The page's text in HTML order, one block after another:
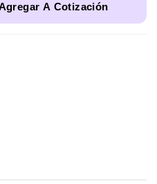
A Cotización